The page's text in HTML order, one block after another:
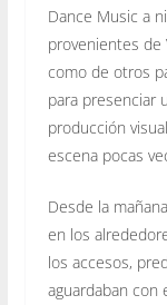
Dance Music a
provenientes de
como de otros
para presenciar
producción
escena pocas
Desde la
en los
los accesos,
aguardaban con